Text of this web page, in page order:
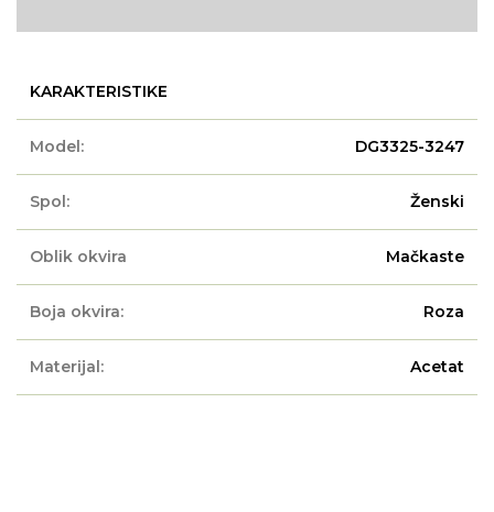
KARAKTERISTIKE
Model: DG3325-3247
Spol: Ženski
Oblik okvira Mačkaste
Boja okvira: Roza
Materijal: Acetat